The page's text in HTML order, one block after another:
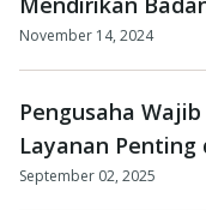
November 14, 2024
Pengusaha
Layanan Penting
September 02, 2025